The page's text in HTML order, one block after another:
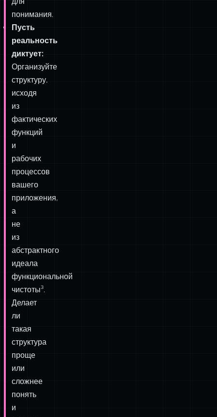
никогда
не
наступит.
Близость
важна
для
понимания.
Пусть
реальность
диктует:
Организуйте
структуру,
исходя
из
фактических
функций
и
рабочих
процессов
вашего
приложения,
а
не
из
абстрактного
идеала
функциональной
чистоты³.
Делает
ли
такая
структура